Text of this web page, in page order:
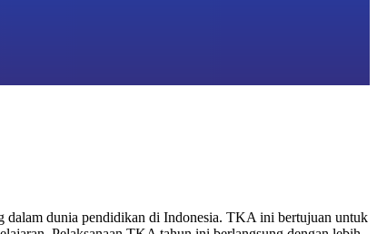
dalam dunia pendidikan di Indonesia. TKA ini bertujuan untuk